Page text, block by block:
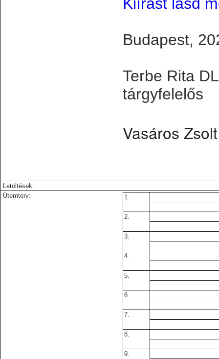
Budapest,
Terbe Rita
tárgyfelelős
Vasáros
Letöltések:
Ütemterv:
1.
2.
3.
4.
5.
6.
7.
8.
9.